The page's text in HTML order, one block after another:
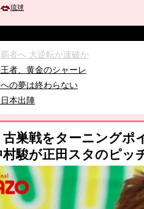
琉球
覇者へ 大逆転か連破か
者、黄金のシャーレ
の夢は終わらない
本出陣
のW杯開幕 注目は「個」
スールさんがシンポジウム「気
古巣戦をターニングポ
村駿が正田スタのピッ